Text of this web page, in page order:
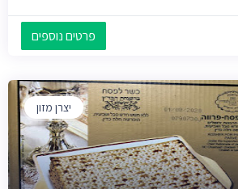
פרטים נוספים
יצרן מזון